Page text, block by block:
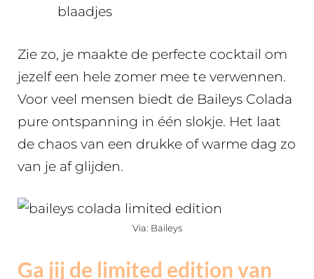
blaadjes
Zie zo, je maakte de perfecte cocktail om
jezelf een hele zomer mee te verwennen.
Voor veel mensen biedt de Baileys Colada
pure ontspanning in één slokje. Het laat
de chaos van een drukke of warme dag zo
van je af glijden.
Via: Baileys
Ga jij de limited edition van